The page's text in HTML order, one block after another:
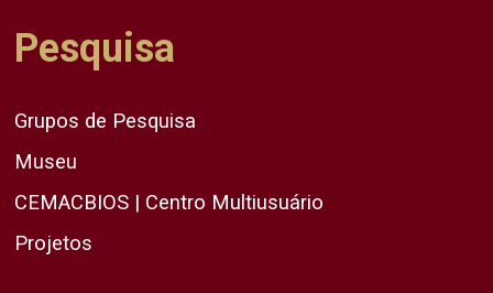
Pesquisa
Grupos de Pesquisa
Museu
CEMACBIOS | Centro Multiusuário
Projetos